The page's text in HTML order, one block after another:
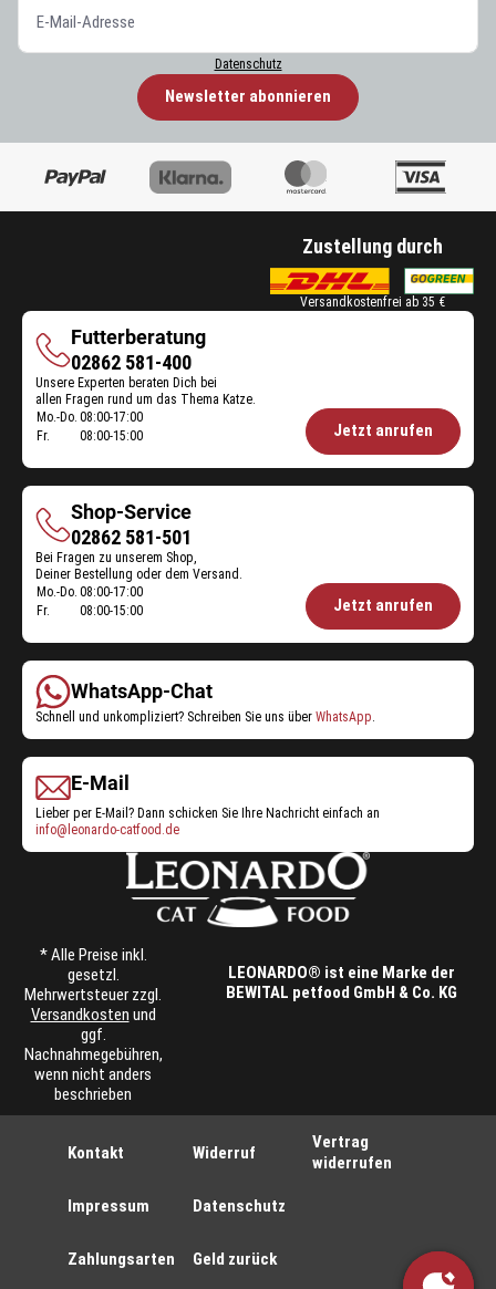
Datenschutz
Newsletter abonnieren
Zustellung durch
Versandkostenfrei ab 35 €
Futterberatung
Futterberatung
02862 581-400
Unsere Experten beraten Dich bei
allen Fragen rund um das Thema Katze.
Öffnungszeiten
Mo.-Do. 08:00-17:00
Fr.
08:00-15:00 Jetzt anrufen
Shop-Service
Shop-
Service
02862 581-501
Bei Fragen zu unserem Shop,
Deiner Bestellung oder dem Versand.
Öffnungszeiten
Mo.-Do. 08:00-17:00
Fr.
08:00-15:00 Jetzt anrufen
WhatsApp-Chat
Schnell und unkompliziert? Schreiben Sie uns über WhatsApp
E-Mail
Lieber per E-Mail? Dann schicken Sie Ihre Nachricht einfach an
info@leonardo-catfood.de
* Alle Preise inkl.
gesetzl.
Mehrwertsteuer zzgl.
Versandkosten und
ggf.
Nachnahmegebühren,
wenn nicht anders
beschrieben
LEONARDO® ist eine Marke der
BEWITAL petfood GmbH & Co. KG
Kontakt
Impressum
Zahlungsarten
Widerruf
Datenschutz
Geld zurück
Vertrag
widerrufen